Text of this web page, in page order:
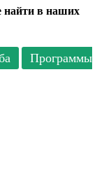
найти в наших
Программы